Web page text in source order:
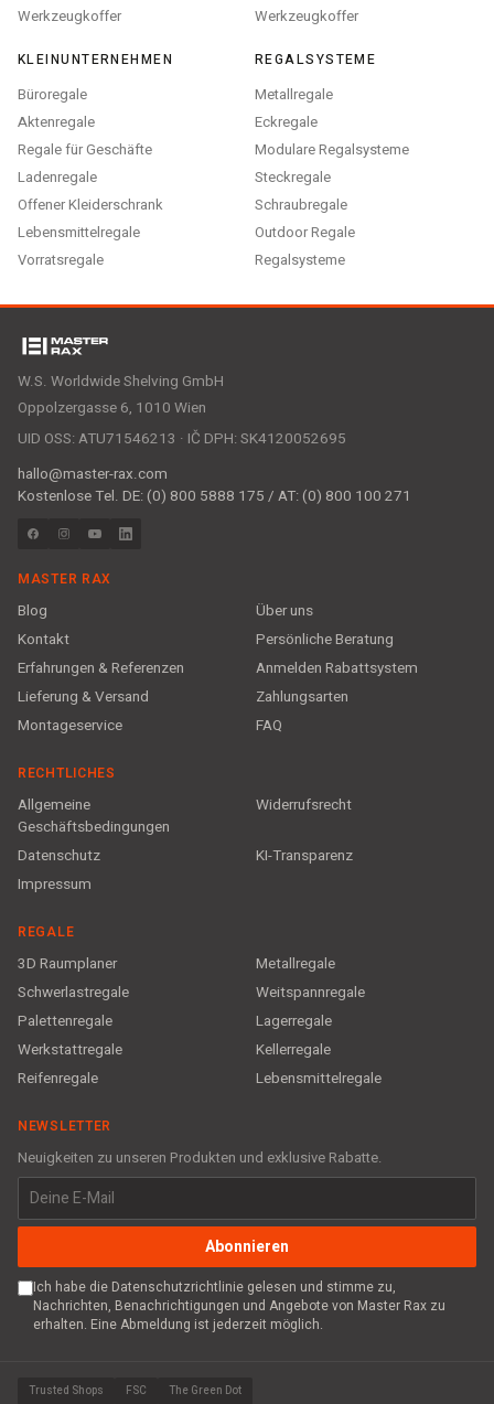
Werkzeugkoffer
Werkzeugkoffer
KLEINUNTERNEHMEN
Büroregale
Aktenregale
Regale für Geschäfte
Ladenregale
Offener Kleiderschrank
Lebensmittelregale
Vorratsregale
REGALSYSTEME
Metallregale
Eckregale
Modulare Regalsysteme
Steckregale
Schraubregale
Outdoor Regale
Regalsysteme
W.S. Worldwide Shelving GmbH
Oppolzergasse 6, 1010 Wien
UID OSS: ATU71546213 · IČ DPH: SK4120052695
hallo@master-rax.com
Kostenlose Tel. DE: (0) 800 5888 175 / AT: (0) 800 100 271
MASTER RAX
Blog
Über uns
Kontakt
Persönliche Beratung
Erfahrungen & Referenzen
Anmelden Rabattsystem
Lieferung & Versand
Zahlungsarten
Montageservice
FAQ
RECHTLICHES
Allgemeine
Geschäftsbedingungen
Widerrufsrecht
Datenschutz
KI-Transparenz
Impressum
REGALE
3D Raumplaner
Metallregale
Schwerlastregale
Weitspannregale
Palettenregale
Lagerregale
Werkstattregale
Kellerregale
Reifenregale
Lebensmittelregale
NEWSLETTER
Neuigkeiten zu unseren Produkten und exklusive Rabatte.
Abonnieren
Ich habe die Datenschutzrichtlinie gelesen und stimme zu,
Nachrichten, Benachrichtigungen und Angebote von Master Rax zu
erhalten. Eine Abmeldung ist jederzeit möglich.
Trusted Shops FSC The Green Dot